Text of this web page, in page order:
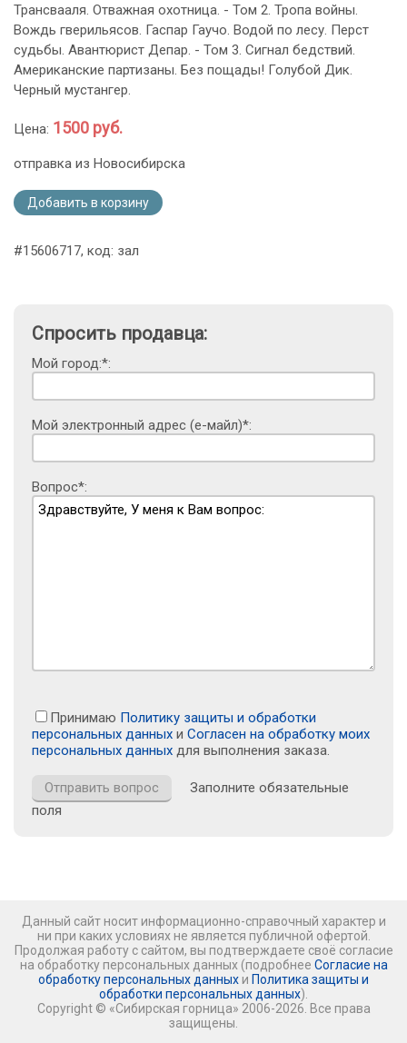
Трансвааля. Отважная охотница. - Том 2. Тропа войны.
Вождь гверильясов. Гаспар Гаучо. Водой по лесу. Перст
судьбы. Авантюрист Депар. - Том 3. Сигнал бедствий.
Американские партизаны. Без пощады! Голубой Дик.
Черный мустангер.
Цена: 1500 руб.
отправка из Новосибирска
Добавить в корзину
#15606717, код: зал
Спросить продавца:
Мой город:*:
Мой электронный адрес (е-майл)*:
Вопрос*:
Принимаю Политику защиты и обработки
персональных данных и Согласен на обработку моих
персональных данных для выполнения заказа.
Заполните обязательные
поля
Данный сайт носит информационно-справочный характер и
ни при каких условиях не является публичной офертой.
Продолжая работу с сайтом, вы подтверждаете своё согласие
на обработку персональных данных (подробнее Согласие на
обработку персональных данных и Политика защиты и
обработки персональных данных).
Copyright © «Сибирская горница» 2006-2026. Все права
защищены.